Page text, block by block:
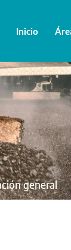
Inicio
general